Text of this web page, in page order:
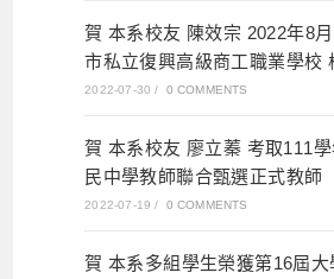
賀 本系校友 陳效宗 2022年8
市私立復興高級商工職業學校
2022-07-30 / 0 COMMENTS
賀 本系校友 廖立蓁 考取111
民中學教師聯合甄選正式教師
2022-07-19 / 0 COMMENTS
賀 本系多組學生榮獲第16屆